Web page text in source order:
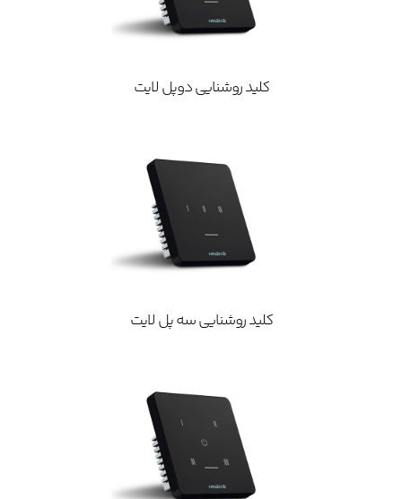
کلید روشنایی دوپل لایت
کلید روشنایی سه پل لایت